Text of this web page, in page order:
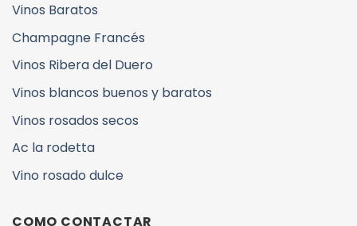
Vinos Baratos
Champagne Francés
Vinos Ribera del Duero
Vinos blancos buenos y baratos
Vinos rosados secos
Ac la rodetta
Vino rosado dulce
COMO CONTACTAR